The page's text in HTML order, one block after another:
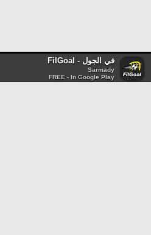
في الجول - FilGoal
Sarmady
FREE - In Google Play